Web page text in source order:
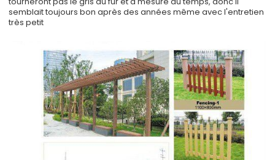
semblait toujours bon après des années même avec l'entretien
très petit